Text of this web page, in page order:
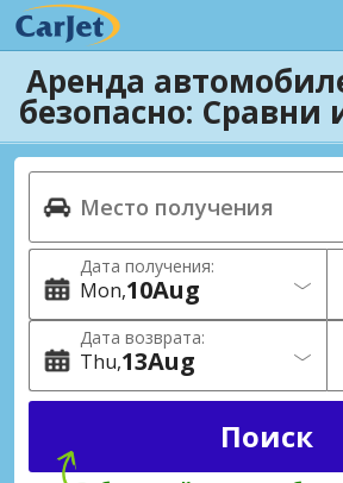
Аренда
безопасно: Сравни
Дата получения:
Mon 10Aug
Дата возврата:
Thu 13Aug